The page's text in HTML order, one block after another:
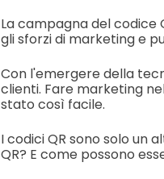
La campagna del codice
gli sforzi di marketing e
Con l'emergere della
clienti. Fare marketing
stato così facile.
I codici QR sono solo un
QR? E come possono